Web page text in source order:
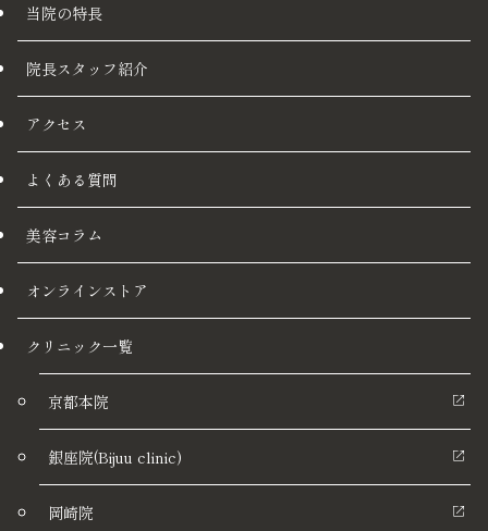
当院の特長
院長スタッフ紹介
アクセス
よくある質問
美容コラム
オンラインストア
クリニック一覧
京都本院
銀座院(Bijuu clinic)
岡崎院